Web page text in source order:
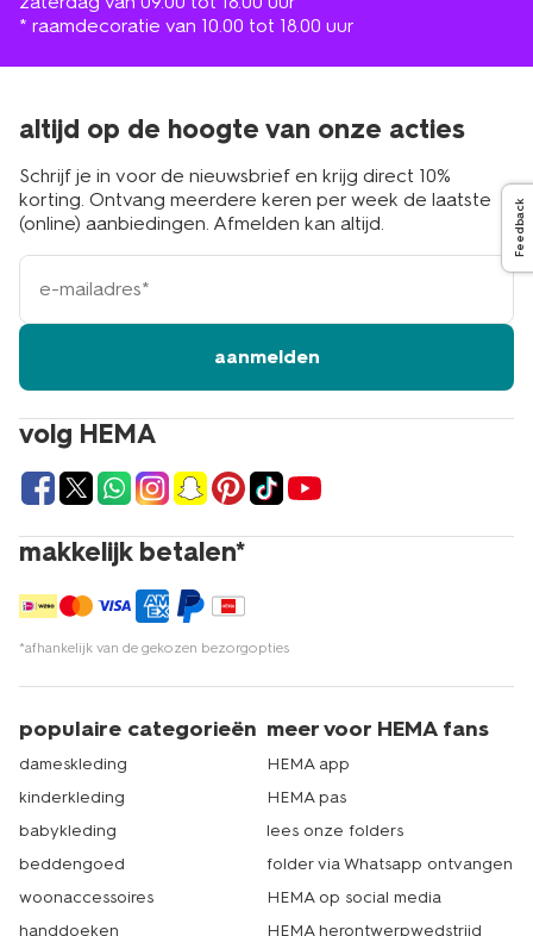
* raamdecoratie van 10.00 tot 18.00 uur
volg HEMA
makkelijk betalen*
*afhankelijk van de gekozen bezorgopties
altijd op de hoogte van onze acties
Schrijf je in voor de nieuwsbrief en krijg direct 10%
korting. Ontvang meerdere keren per week de laatste
(online) aanbiedingen. Afmelden kan altijd.
e-
mailadres
aanmelden
populaire categorieën
dameskleding
kinderkleding
babykleding
beddengoed
woonaccessoires
handdoeken
meer voor HEMA fans
HEMA app
HEMA pas
lees onze folders
folder via Whatsapp ontvangen
HEMA op social media
HEMA herontwerpwedstrijd
Feedback